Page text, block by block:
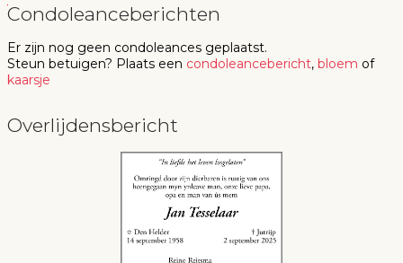
Condoleanceberichten
Er zijn nog geen condoleances geplaatst.
Steun betuigen? Plaats een condoleancebericht, bloem of
kaarsje
Overlijdensbericht